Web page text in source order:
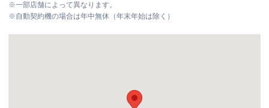
※一部店舗によって異なります。
※自動契約機の場合は年中無休（年末年始は除く）